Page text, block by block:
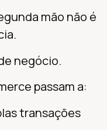
mão não é
negócio.
passam a:
transações